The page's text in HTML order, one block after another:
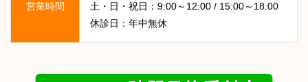
営業時間
土・日・祝日：9:00～12:00 / 15:00～18:00
休診日：年中無休